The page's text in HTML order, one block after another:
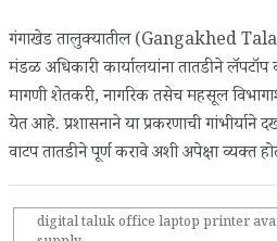
गंगाखेड तालुक्यातील (Gangakhed
मंडळ अधिकारी कार्यालयांना तातडीने लॅपटॉप
मागणी शेतकरी, नागरिक तसेच महसूल
येत आहे. प्रशासनाने या प्रकरणाची
वाटप तातडीने पूर्ण करावे अशी अपेक्षा व्यक्त
digital taluk office laptop printer